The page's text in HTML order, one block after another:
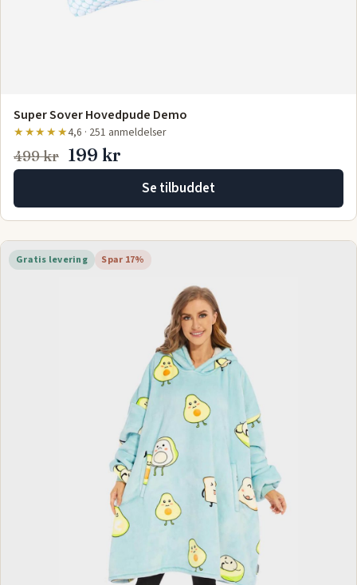
Super Sover Hovedpude Demo
★★★★★4,6 · 251 anmeldelser
499 kr 199 kr
Se tilbuddet
Gratis levering Spar 17%